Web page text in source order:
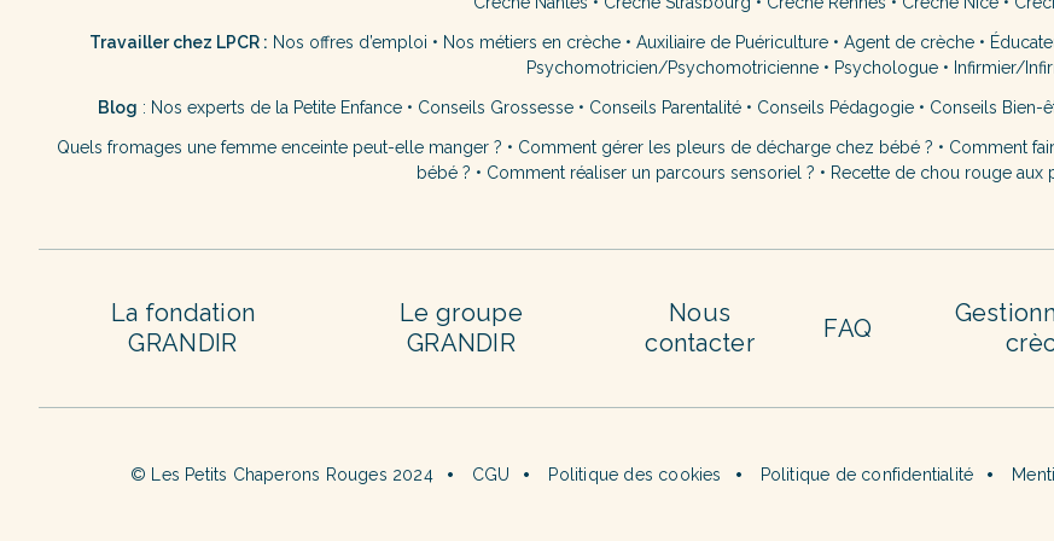
Travailler chez LPCR : Nos offres d’emploi • Nos métiers en crèche• Auxiliaire de Puériculture• Agent de crèche•
Psychomotricien/Psychomotricienne• Psychologue• Infirmier/
Blog : Nos experts de la Petite Enfance • Conseils Grossesse • Conseils Parentalité • Conseils Pédagogie • Conseils Bien-
Quels fromages une femme enceinte peut-elle manger ? • Comment gérer les pleurs de décharge chez bébé ? • Comment
bébé ? • Comment réaliser un parcours sensoriel ? • Recette de chou rouge
La fondation
GRANDIR
Le groupe
GRANDIR
Nous
contacter
FAQ
© Les Petits Chaperons Rouges 2024 CGU Politique des cookies Politique de confidentialité